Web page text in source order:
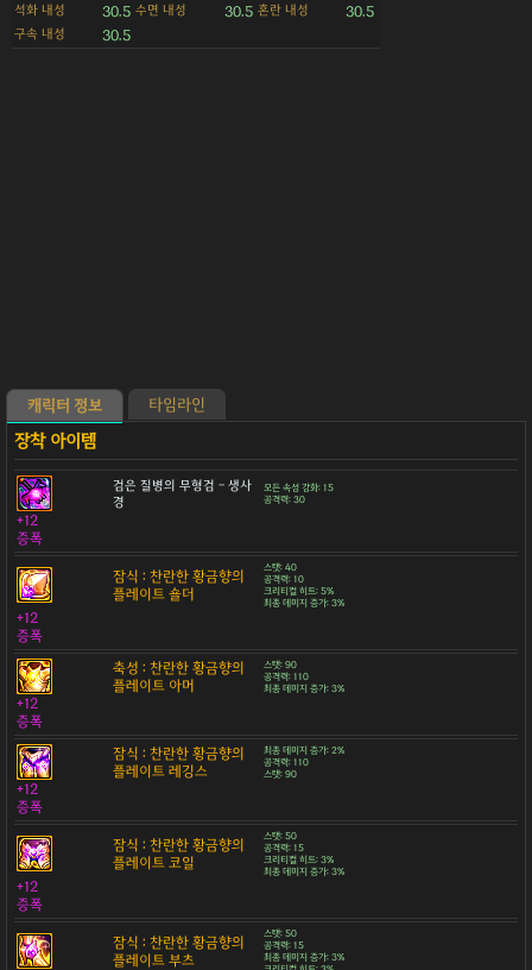
석화 내성 30.5 수면 내성 30.5 혼란 내성 30.5
구속 내성 30.5
캐릭터 정보 타임라인
검은 질병의 무형검 - 생사
경
모든 속성 강화: 15
공격력: 30
+12
증폭
잠식 : 찬란한 황금향의
플레이트 숄더
스탯: 40
공격력: 10
크리티컬 히트: 5%
최종 데미지 증가: 3%
+12
증폭
축성 : 찬란한 황금향의
플레이트 아머
스탯: 90
공격력: 110
최종 데미지 증가: 3%
+12
증폭
잠식 : 찬란한 황금향의
플레이트 레깅스
최종 데미지 증가: 2%
공격력: 110
스탯: 90
+12
증폭
잠식 : 찬란한 황금향의
플레이트 코일
스탯: 50
공격력: 15
크리티컬 히트: 3%
최종 데미지 증가: 3%
+12
증폭
잠식 : 찬란한 황금향의
플레이트 부츠
스탯: 50
공격력: 15
최종 데미지 증가: 3%